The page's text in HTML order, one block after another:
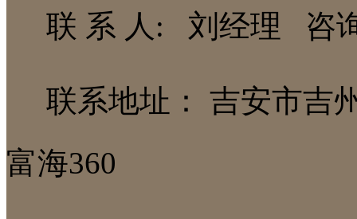
联 系 人: 刘经理 咨询
联系地址： 吉安市吉
富海360